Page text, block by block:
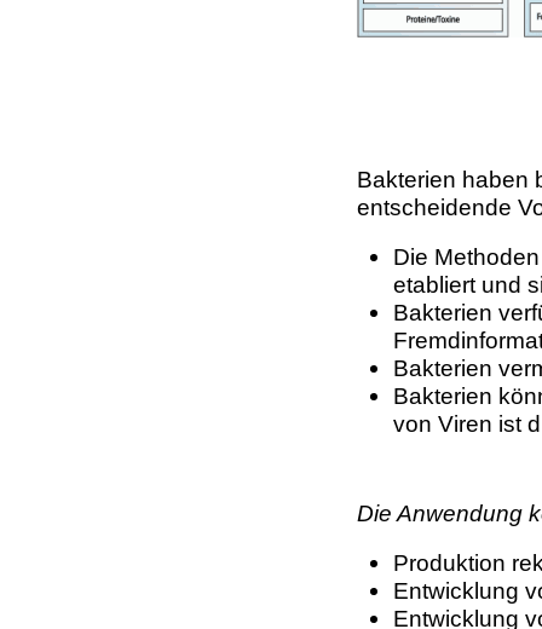
Bakterien haben
entscheidende
Die
etabliert und
Bakterien
Bakterien
Bakterien
von Viren ist
Die Anwendung
Produktion
Entwicklung
Entwicklung